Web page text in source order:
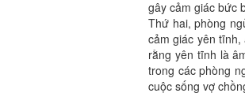
gây cảm giác bức
Thứ hai, phòng
cảm giác yên
rằng yên tĩnh là
trong các phòng
cuộc sống vợ